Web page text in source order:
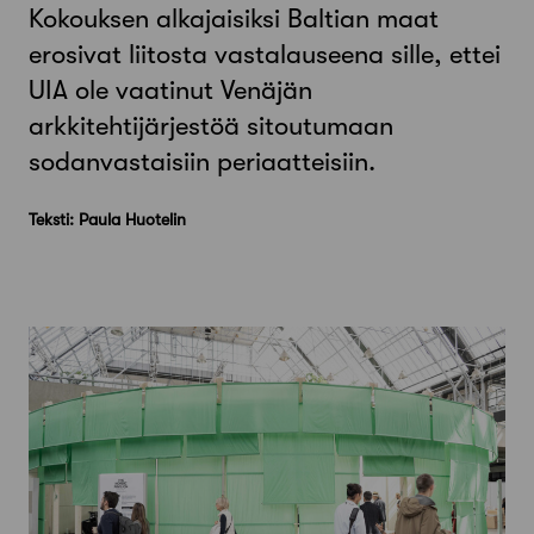
Kokouksen alkajaisiksi Baltian maat
erosivat liitosta vastalauseena sille, ettei
UIA ole vaatinut Venäjän
arkkitehtijärjestöä sitoutumaan
sodanvastaisiin periaatteisiin.
Teksti: Paula Huotelin